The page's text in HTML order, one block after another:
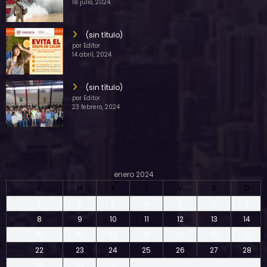
18 julio, 2024
(sin título)
por Editor
14 abril, 2024
(sin título)
por Editor
23 febrero, 2024
enero 2024
L
M X J V S
D
8
9 10 11 12 13
14
22
23 24 25 26 27
28